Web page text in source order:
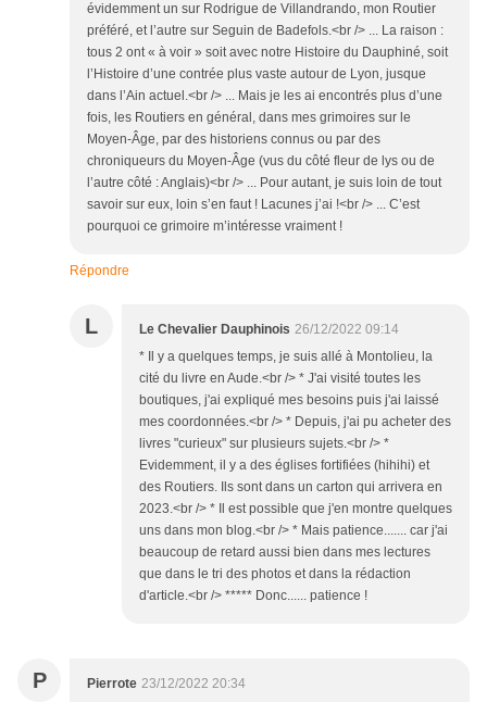
évidemment un sur Rodrigue de Villandrando, mon Routier
préféré, et l’autre sur Seguin de Badefols.<br /> ... La raison :
tous 2 ont « à voir » soit avec notre Histoire du Dauphiné, soit
l’Histoire d’une contrée plus vaste autour de Lyon, jusque
dans l’Ain actuel.<br /> ... Mais je les ai encontrés plus d’une
fois, les Routiers en général, dans mes grimoires sur le
Moyen-Âge, par des historiens connus ou par des
chroniqueurs du Moyen-Âge (vus du côté fleur de lys ou de
l’autre côté : Anglais)<br /> ... Pour autant, je suis loin de tout
savoir sur eux, loin s’en faut ! Lacunes j’ai !<br /> ... C’est
pourquoi ce grimoire m’intéresse vraiment !
Répondre
L Le Chevalier Dauphinois 26/12/2022 09:14
* Il y a quelques temps, je suis allé à Montolieu, la
cité du livre en Aude.<br /> * J'ai visité toutes les
boutiques, j'ai expliqué mes besoins puis j'ai laissé
mes coordonnées.<br /> * Depuis, j'ai pu acheter des
livres "curieux" sur plusieurs sujets.<br /> *
Evidemment, il y a des églises fortifiées (hihihi) et
des Routiers. Ils sont dans un carton qui arrivera en
2023.<br /> * Il est possible que j'en montre quelques
uns dans mon blog.<br /> * Mais patience....... car j'ai
beaucoup de retard aussi bien dans mes lectures
que dans le tri des photos et dans la rédaction
d'article.<br /> ***** Donc...... patience !
P Pierrote 23/12/2022 20:34